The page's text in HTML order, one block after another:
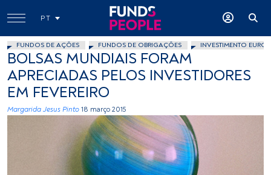
PT
FUNDOS DE AÇÕES FUNDOS DE OBRIGAÇÕES INVESTIMENTO
BOLSAS MUNDIAIS FORAM
APRECIADAS PELOS INVESTIDORES
EM FEVEREIRO
Margarida Jesus Pinto 18 março 2015